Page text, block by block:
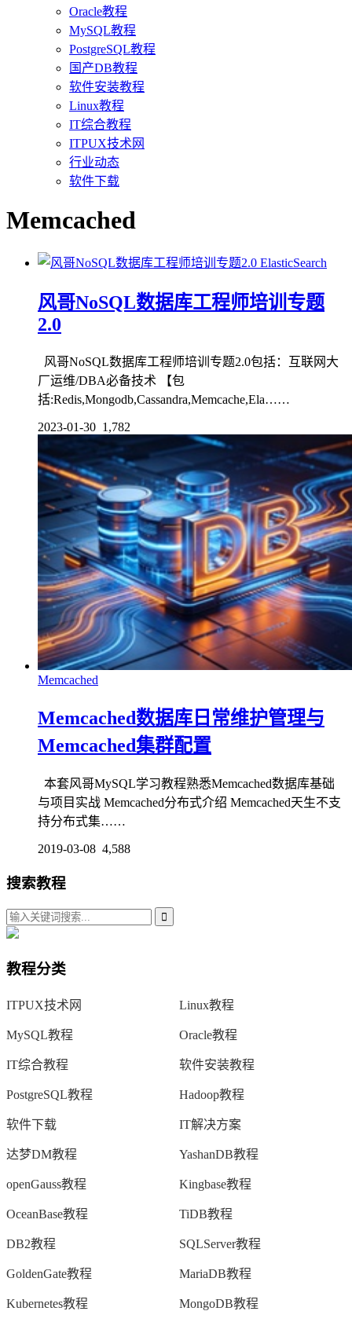
Oracle教程
MySQL教程
PostgreSQL教程
国产DB教程
软件安装教程
Linux教程
IT综合教程
ITPUX技术网
行业动态
软件下载
Memcached
ElasticSearch
风哥NoSQL数据库工程师培训专题
2.0
风哥NoSQL数据库工程师培训专题2.0包括：互联网大
厂运维/DBA必备技术 【包
括:Redis,Mongodb,Cassandra,Memcache,Ela……
2023-01-30 1,782
Memcached
Memcached数据库日常维护管理与
Memcached集群配置
本套风哥MySQL学习教程熟悉Memcached数据库基础
与项目实战 Memcached分布式介绍 Memcached天生不支
持分布式集……
2019-03-08 4,588
搜索教程
教程分类
ITPUX技术网 Linux教程
MySQL教程 Oracle教程
IT综合教程 软件安装教程
PostgreSQL教程 Hadoop教程
软件下载 IT解决方案
达梦DM教程 YashanDB教程
openGauss教程 Kingbase教程
OceanBase教程 TiDB教程
DB2教程 SQLServer教程
GoldenGate教程 MariaDB教程
Kubernetes教程 MongoDB教程